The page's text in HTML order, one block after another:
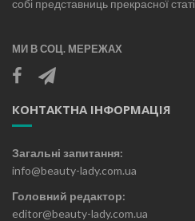
собі представниць прекрасної статі
МИ В СОЦ. МЕРЕЖАХ
КОНТАКТНА ІНФОРМАЦІЯ
Загальні запитання:
info@beauty-lady.com.ua
Головний редактор:
editor@beauty-lady.com.ua